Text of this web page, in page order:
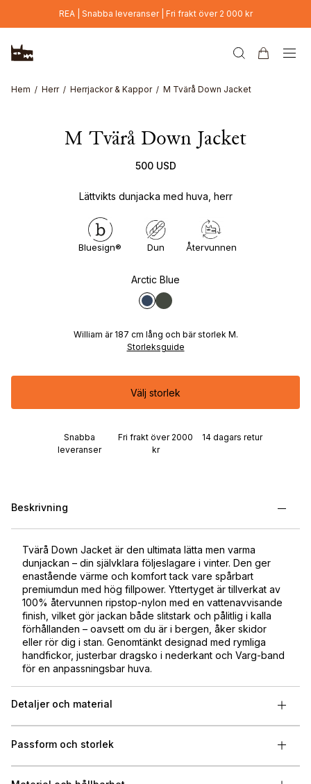
Hoppa till huvudinnehållREA | Snabba leveranser | Fri frakt över 2 000 kr
Hem Herr Herrjackor & Kappor M Tvärå Down Jacket
M Tvärå Down Jacket
500 USD
Lättvikts dunjacka med huva, herr
Bluesign® Dun Återvunnen
Arctic Blue
William är 187 cm lång och bär storlek M.
Storleksguide
Välj storlek
Snabba
leveranser
Fri frakt över 2000
kr
14 dagars retur
Beskrivning
Tvärå Down Jacket är den ultimata lätta men varma
dunjackan – din självklara följeslagare i vinter. Den ger
enastående värme och komfort tack vare spårbart
premiumdun med hög fillpower. Yttertyget är tillverkat av
100% återvunnen ripstop-nylon med en vattenavvisande
finish, vilket gör jackan både slitstark och pålitlig i kalla
förhållanden – oavsett om du är i bergen, åker skidor
eller rör dig i stan. Genomtänkt designad med rymliga
handfickor, justerbar dragsko i nederkant och Varg-band
för en anpassningsbar huva.
Detaljer och material
Passform och storlek